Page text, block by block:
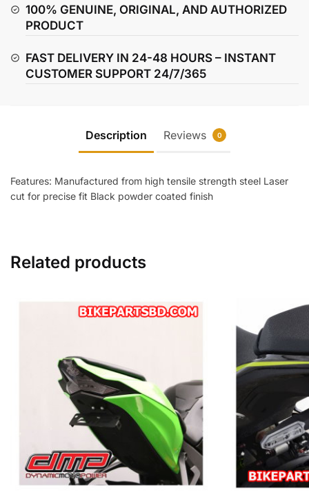
100% GENUINE, ORIGINAL, AND AUTHORIZED
PRODUCT
FAST DELIVERY IN 24-48 HOURS – INSTANT
CUSTOMER SUPPORT 24/7/365
Description Reviews 0
Features: Manufactured from high tensile strength steel Laser
cut for precise fit Black powder coated finish
Related products